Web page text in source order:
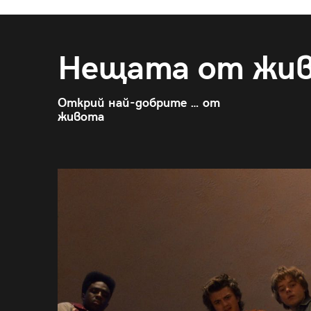
Нещата от
Открий най-добрите … от
живота